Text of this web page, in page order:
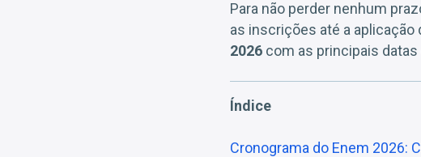
Para não perder nenhum
as inscrições até a aplicação
2026 com as principais
Índice
Cronograma do Enem 2026: